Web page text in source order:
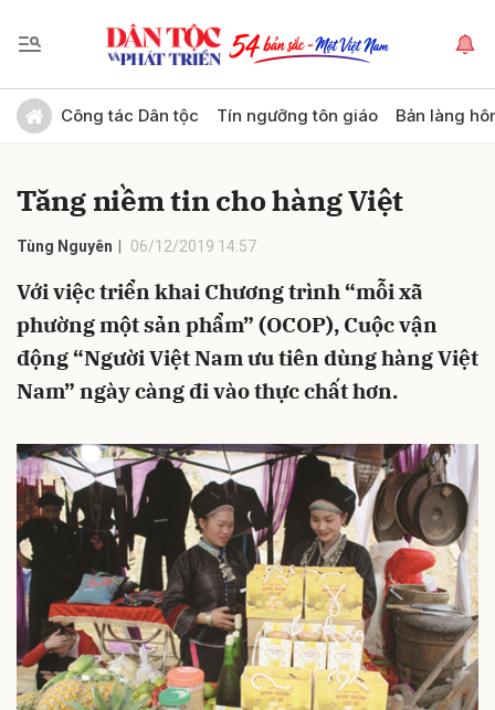
Công tác Dân tộc Tín ngưỡng tôn giáo Bản làng
Tăng niềm tin cho hàng Việt
Tùng Nguyên 06/12/2019 14:57
Với việc triển khai Chương trình “mỗi xã
phường một sản phẩm” (OCOP), Cuộc vận
động “Người Việt Nam ưu tiên dùng hàng Việt
Nam” ngày càng đi vào thực chất hơn.
Gửi bình luận
Hủy Gửi